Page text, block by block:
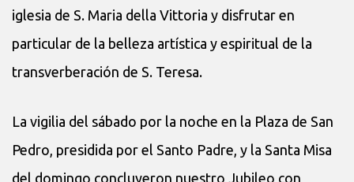
iglesia de S. Maria della Vittoria y disfrutar en
particular de la belleza artística y espiritual de la
transverberación de S. Teresa.
La vigilia del sábado por la noche en la Plaza de San
Pedro, presidida por el Santo Padre, y la Santa Misa
del domingo concluyeron nuestro Jubileo con